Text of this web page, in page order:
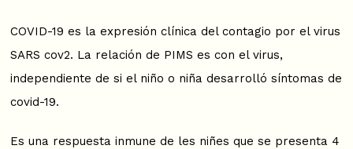
COVID-19 es la expresión clínica del contagio por el virus
SARS cov2. La relación de PIMS es con el virus,
independiente de si el niño o niña desarrolló síntomas de
covid-19.
Es una respuesta inmune de les niñes que se presenta 4